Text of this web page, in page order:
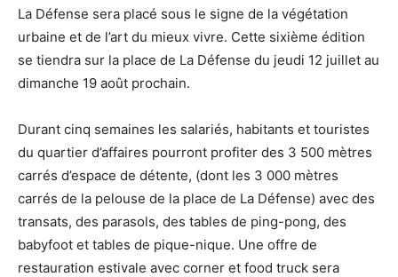
La Défense sera placé sous le signe de la végétation
urbaine et de l’art du mieux vivre. Cette sixième édition
se tiendra sur la place de La Défense du jeudi 12 juillet au
dimanche 19 août prochain.
Durant cinq semaines les salariés, habitants et touristes
du quartier d’affaires pourront profiter des 3 500 mètres
carrés d’espace de détente, (dont les 3 000 mètres
carrés de la pelouse de la place de La Défense) avec des
transats, des parasols, des tables de ping-pong, des
babyfoot et tables de pique-nique. Une offre de
restauration estivale avec corner et food truck sera